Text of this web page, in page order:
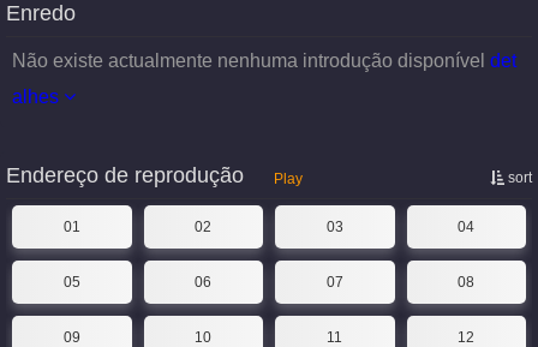
Enredo
Não existe actualmente nenhuma introdução disponível det
alhes
sort
Endereço de reprodução Play
01 02 03 04
05 06 07 08
09 10 11 12